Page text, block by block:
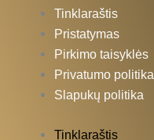
Tinklaraštis
Pristatymas
Pirkimo taisyklės
Privatumo politika
Slapukų politika
Tinklaraštis